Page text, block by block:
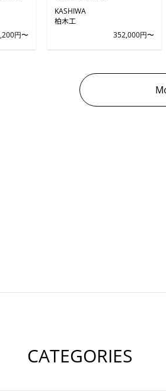
円〜
KASHIWA
柏木工
352,000円〜
CATEGORIES